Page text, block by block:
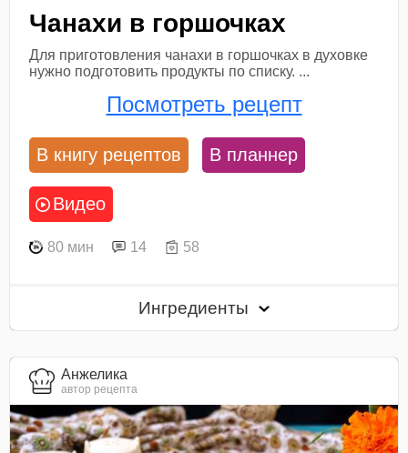
Чанахи в горшочках
Для приготовления чанахи в горшочках в духовке
нужно подготовить продукты по списку. ...
Посмотреть рецепт
В книгу рецептов В планнер
Видео
80 мин 14 58
Ингредиенты
Анжелика
автор рецепта